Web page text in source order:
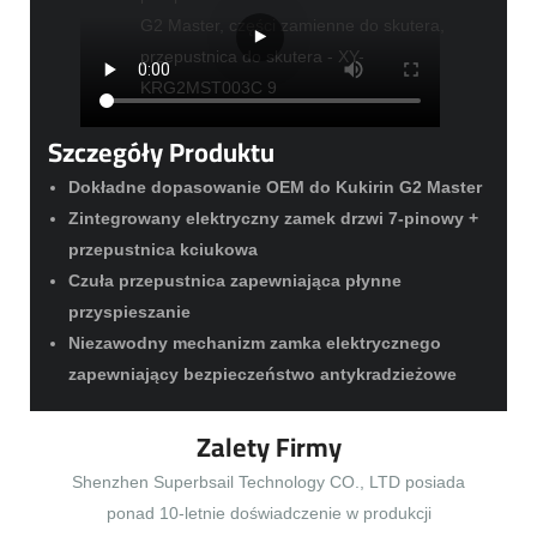
Szczegóły Produktu
Dokładne dopasowanie OEM do Kukirin G2 Master
Zintegrowany elektryczny zamek drzwi 7-pinowy +
przepustnica kciukowa
Czuła przepustnica zapewniająca płynne
przyspieszanie
Niezawodny mechanizm zamka elektrycznego
zapewniający bezpieczeństwo antykradzieżowe
Zalety Firmy
Shenzhen Superbsail Technology CO., LTD posiada
ponad 10-letnie doświadczenie w produkcji